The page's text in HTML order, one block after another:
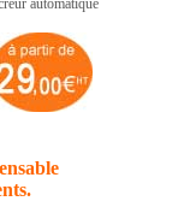
automatique